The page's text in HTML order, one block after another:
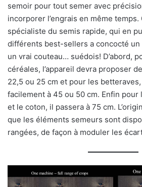
semoir pour tout semer avec
incorporer l’engrais en même temps.
spécialiste du semis rapide, qui en
différents best-sellers a concocté
un vrai couteau… suédois! D’abord,
céréales, l’appareil devra proposer
22,5 ou 25 cm et pour les
facilement à 45 ou 50 cm. Enfin pour
et le coton, il passera à 75 cm.
que les éléments semeurs sont
rangées, de façon à moduler les